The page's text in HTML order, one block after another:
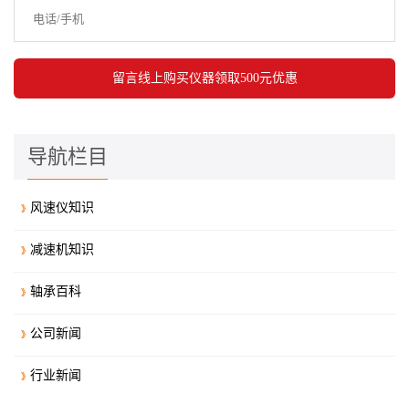
导航栏目
风速仪知识
减速机知识
轴承百科
公司新闻
行业新闻